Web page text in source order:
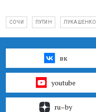
СОЧИ ПУТИН ЛУКАШЕНКО
вк
youtube
ru–by